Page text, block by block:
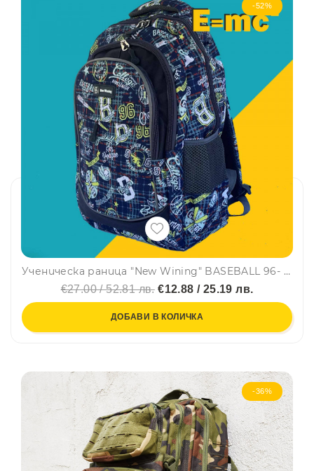
-52%
Ученическа раница "New Wining" BASEBALL 96- 3457 непромокаема, с много джобчета, свеж десен, лилава с цветни елементи
€27.00 / 52.81 лв.€12.88 / 25.19 лв.
ДОБАВИ В КОЛИЧКА
-36%